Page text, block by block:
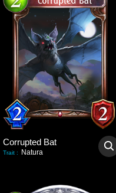
Corrupted Bat
Trait : Natura